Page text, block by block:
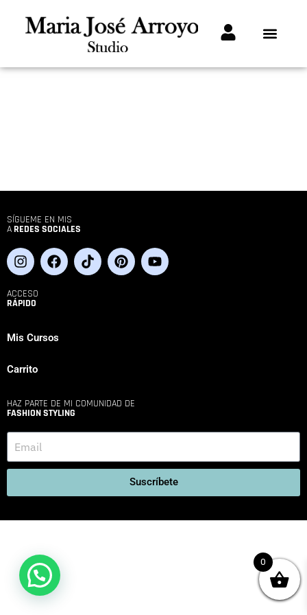
SÍGUEME EN MIS
AREDES SOCIALES
ACCESO
RÁPIDO
Mis Cursos
Carrito
HAZ PARTE DE MI COMUNIDAD DE
FASHION STYLING
Suscríbete
0